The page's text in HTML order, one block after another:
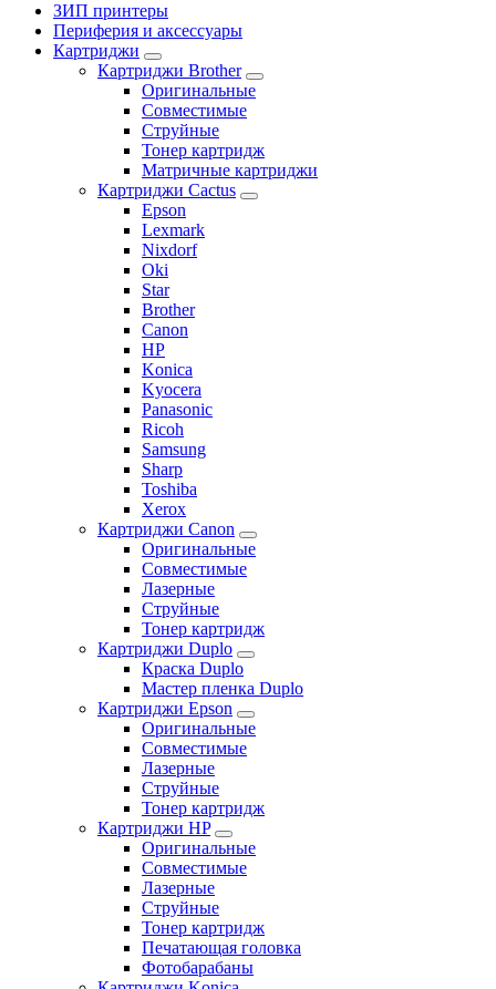
ЗИП принтеры
Периферия и аксессуары
Картриджи
Картриджи Brother
Оригинальные
Совместимые
Струйные
Тонер картридж
Матричные картриджи
Картриджи Cactus
Epson
Lexmark
Nixdorf
Oki
Star
Brother
Canon
HP
Konica
Kyocera
Panasonic
Ricoh
Samsung
Sharp
Toshiba
Xerox
Картриджи Canon
Оригинальные
Совместимые
Лазерные
Струйные
Тонер картридж
Картриджи Duplo
Краска Duplo
Мастер пленка Duplo
Картриджи Epson
Оригинальные
Совместимые
Лазерные
Струйные
Тонер картридж
Картриджи HP
Оригинальные
Совместимые
Лазерные
Струйные
Тонер картридж
Печатающая головка
Фотобарабаны